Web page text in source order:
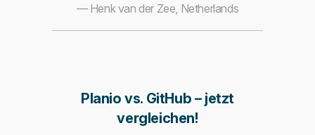
— Henk van der Zee, Netherlands
Planio vs. GitHub – jetzt
vergleichen!